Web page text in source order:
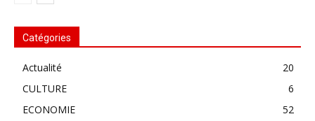
Catégories
Actualité
20
CULTURE
6
ECONOMIE
52